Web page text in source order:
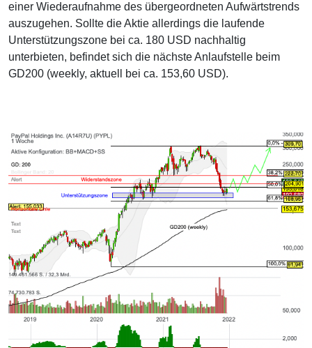
einer Wiederaufnahme des übergeordneten Aufwärtstrends
auszugehen. Sollte die Aktie allerdings die laufende
Unterstützungszone bei ca. 180 USD nachhaltig
unterbieten, befindet sich die nächste Anlaufstelle beim
GD200 (weekly, aktuell bei ca. 153,60 USD).